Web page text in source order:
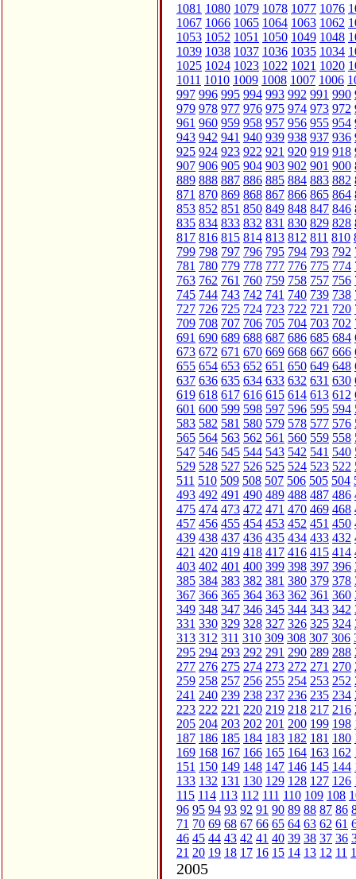
1081 1080 1079 1078 1077 1076
1067 1066 1065 1064 1063 1062
1053 1052 1051 1050 1049 1048
1039 1038 1037 1036 1035 1034
1025 1024 1023 1022 1021 1020
1011 1010 1009 1008 1007 1006
997 996 995 994 993 992 991 990
979 978 977 976 975 974 973 972
961 960 959 958 957 956 955 954
943 942 941 940 939 938 937 936
925 924 923 922 921 920 919 918
907 906 905 904 903 902 901 900
889 888 887 886 885 884 883 882
871 870 869 868 867 866 865 864
853 852 851 850 849 848 847 846
835 834 833 832 831 830 829 828
817 816 815 814 813 812 811 810
799 798 797 796 795 794 793 792
781 780 779 778 777 776 775 774
763 762 761 760 759 758 757 756
745 744 743 742 741 740 739 738
727 726 725 724 723 722 721 720
709 708 707 706 705 704 703 702
691 690 689 688 687 686 685 684
673 672 671 670 669 668 667 666
655 654 653 652 651 650 649 648
637 636 635 634 633 632 631 630
619 618 617 616 615 614 613 612
601 600 599 598 597 596 595 594
583 582 581 580 579 578 577 576
565 564 563 562 561 560 559 558
547 546 545 544 543 542 541 540
529 528 527 526 525 524 523 522
511 510 509 508 507 506 505 504
493 492 491 490 489 488 487 486
475 474 473 472 471 470 469 468
457 456 455 454 453 452 451 450
439 438 437 436 435 434 433 432
421 420 419 418 417 416 415 414
403 402 401 400 399 398 397 396
385 384 383 382 381 380 379 378
367 366 365 364 363 362 361 360
349 348 347 346 345 344 343 342
331 330 329 328 327 326 325 324
313 312 311 310 309 308 307 306
295 294 293 292 291 290 289 288
277 276 275 274 273 272 271 270
259 258 257 256 255 254 253 252
241 240 239 238 237 236 235 234
223 222 221 220 219 218 217 216
205 204 203 202 201 200 199 198
187 186 185 184 183 182 181 180
169 168 167 166 165 164 163 162
151 150 149 148 147 146 145 144
133 132 131 130 129 128 127 126
115 114 113 112 111 110 109 108
96 95 94 93 92 91 90 89 88 87 86
71 70 69 68 67 66 65 64 63 62 61
46 45 44 43 42 41 40 39 38 37 36
21 20 19 18 17 16 15 14 13 12 11
2005